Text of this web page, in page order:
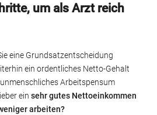
um als Arzt reich
eine Grundsatzentscheidung
ein ordentliches Netto-Gehalt
Arbeitspensum
ein sehr gutes Nettoeinkommen
arbeiten?